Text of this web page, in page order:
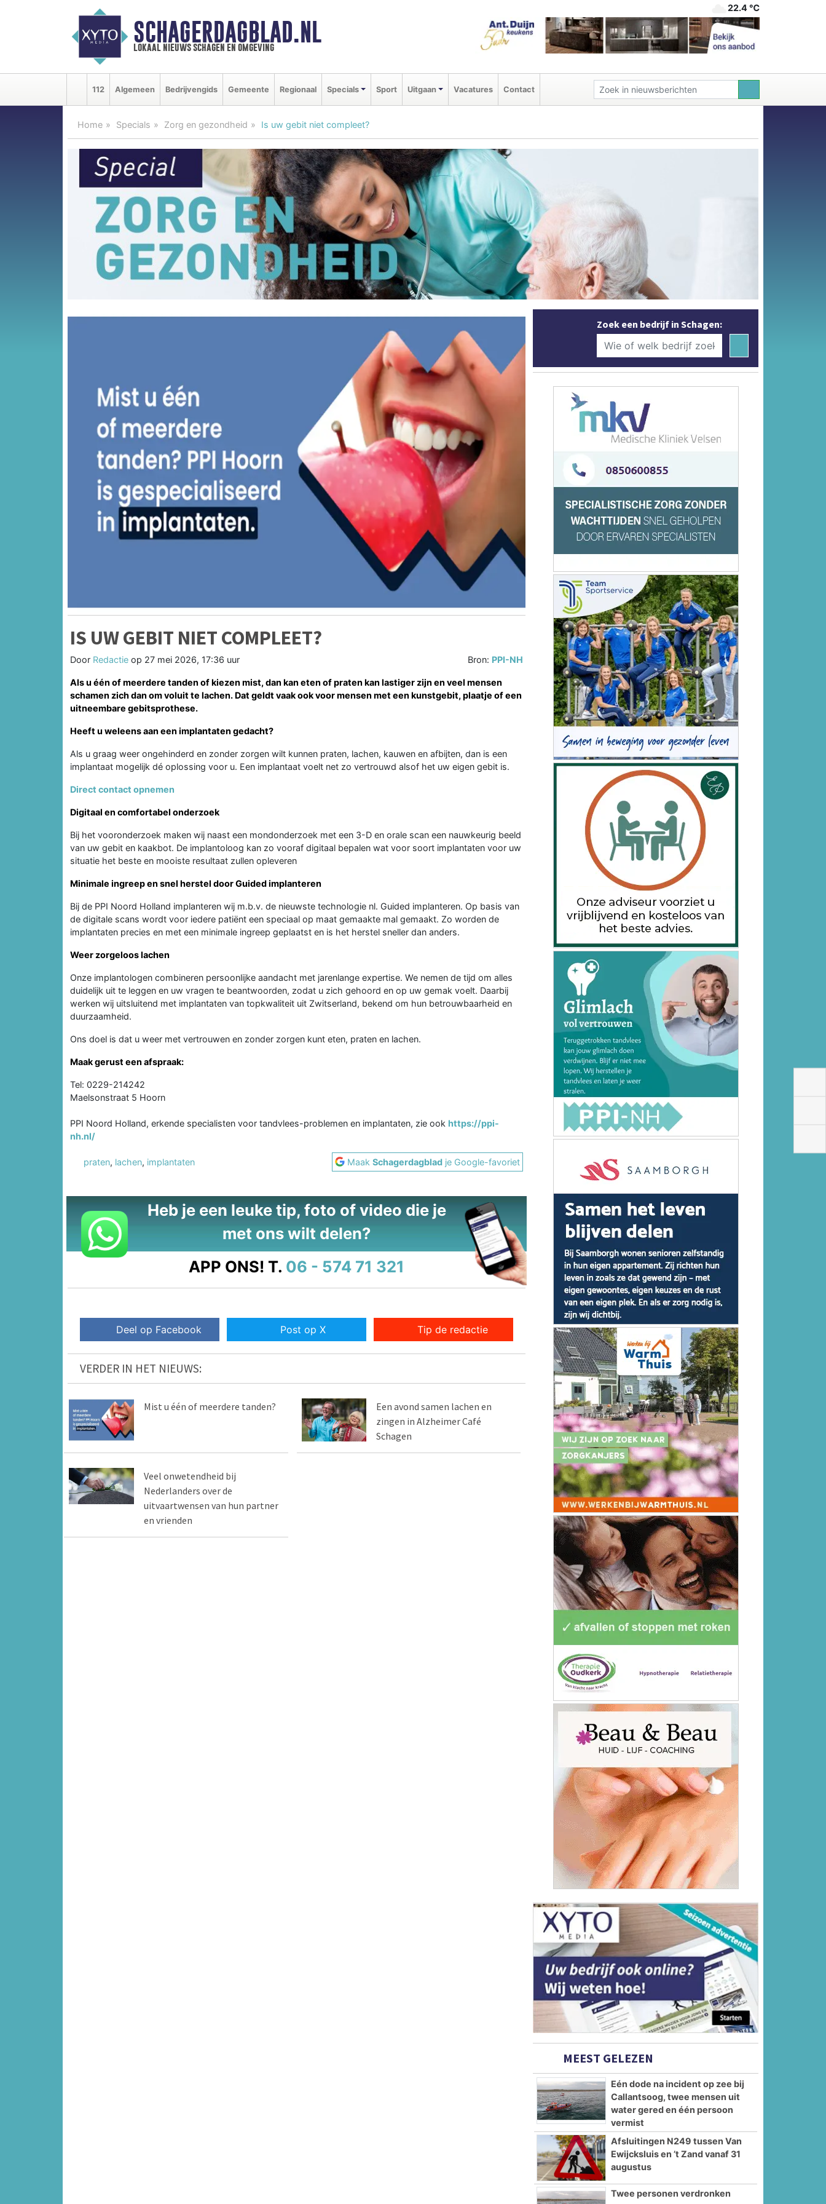
SCHAGERDAGBLAD.NL
lokaal nieuws schagen en omgeving
22.4 ℃
112 Algemeen Bedrijvengids Gemeente Regionaal Specials Sport Uitgaan Vacatures Contact
Home Specials Zorg en gezondheid Is uw gebit niet compleet?
IS UW GEBIT NIET COMPLEET?
Door Redactie op 27 mei 2026, 17:36 uur Bron: PPI-NH
Als u één of meerdere tanden of kiezen mist, dan kan eten of praten kan lastiger zijn en veel mensen
schamen zich dan om voluit te lachen. Dat geldt vaak ook voor mensen met een kunstgebit, plaatje of een
uitneembare gebitsprothese.
Heeft u weleens aan een implantaten gedacht?
Als u graag weer ongehinderd en zonder zorgen wilt kunnen praten, lachen, kauwen en afbijten, dan is een
implantaat mogelijk dé oplossing voor u. Een implantaat voelt net zo vertrouwd alsof het uw eigen gebit is.
Direct contact opnemen
Digitaal en comfortabel onderzoek
Bij het vooronderzoek maken wij naast een mondonderzoek met een 3-D en orale scan een nauwkeurig beeld
van uw gebit en kaakbot. De implantoloog kan zo vooraf digitaal bepalen wat voor soort implantaten voor uw
situatie het beste en mooiste resultaat zullen opleveren
Minimale ingreep en snel herstel door Guided implanteren
Bij de PPI Noord Holland implanteren wij m.b.v. de nieuwste technologie nl. Guided implanteren. Op basis van
de digitale scans wordt voor iedere patiënt een speciaal op maat gemaakte mal gemaakt. Zo worden de
implantaten precies en met een minimale ingreep geplaatst en is het herstel sneller dan anders.
Weer zorgeloos lachen
Onze implantologen combineren persoonlijke aandacht met jarenlange expertise. We nemen de tijd om alles
duidelijk uit te leggen en uw vragen te beantwoorden, zodat u zich gehoord en op uw gemak voelt. Daarbij
werken wij uitsluitend met implantaten van topkwaliteit uit Zwitserland, bekend om hun betrouwbaarheid en
duurzaamheid.
Ons doel is dat u weer met vertrouwen en zonder zorgen kunt eten, praten en lachen.
Maak gerust een afspraak:
Tel: 0229-214242
Maelsonstraat 5 Hoorn
PPI Noord Holland, erkende specialisten voor tandvlees-problemen en implantaten, zie ook https://ppi-
nh.nl/
praten, lachen, implantaten MaakSchagerdagblad je Google-favoriet
Heb je een leuke tip, foto of video die je
met ons wilt delen?
APP ONS! T. 06 - 574 71 321
Deel op Facebook Post op X Tip de redactie
VERDER IN HET NIEUWS:
Mist u één of meerdere tanden?
Een avond samen lachen en
zingen in Alzheimer Café
Schagen
Veel onwetendheid bij
Nederlanders over de
uitvaartwensen van hun partner
en vrienden
Zoek een bedrijf in Schagen:
MEEST GELEZEN
Eén dode na incident op zee bij
Callantsoog, twee mensen uit
water gered en één persoon
vermist
Afsluitingen N249 tussen Van
Ewijcksluis en ’t Zand vanaf 31
augustus
Twee personen verdronken